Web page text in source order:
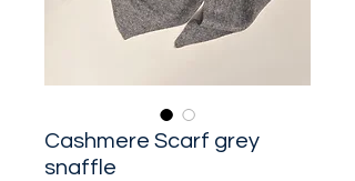
Cashmere Scarf grey
snaffle